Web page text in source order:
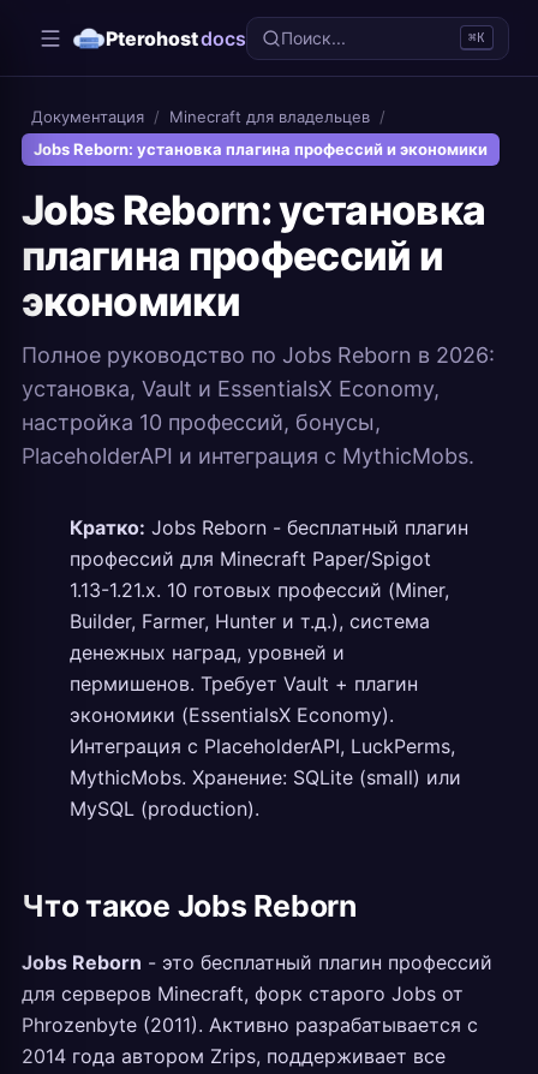
Pterohostdocs Поиск... ⌘K
Документация / Minecraft для владельцев /
Jobs Reborn: установка плагина профессий и экономики
Jobs Reborn: установка
плагина профессий и
экономики
Полное руководство по Jobs Reborn в 2026:
установка, Vault и EssentialsX Economy,
настройка 10 профессий, бонусы,
PlaceholderAPI и интеграция с MythicMobs.
Кратко: Jobs Reborn - бесплатный плагин
профессий для Minecraft Paper/Spigot
1.13-1.21.x. 10 готовых профессий (Miner,
Builder, Farmer, Hunter и т.д.), система
денежных наград, уровней и
пермишенов. Требует Vault + плагин
экономики (EssentialsX Economy).
Интеграция с PlaceholderAPI, LuckPerms,
MythicMobs. Хранение: SQLite (small) или
MySQL (production).
Что такое Jobs Reborn
Jobs Reborn - это бесплатный плагин профессий
для серверов Minecraft, форк старого Jobs от
Phrozenbyte (2011). Активно разрабатывается с
2014 года автором Zrips, поддерживает все